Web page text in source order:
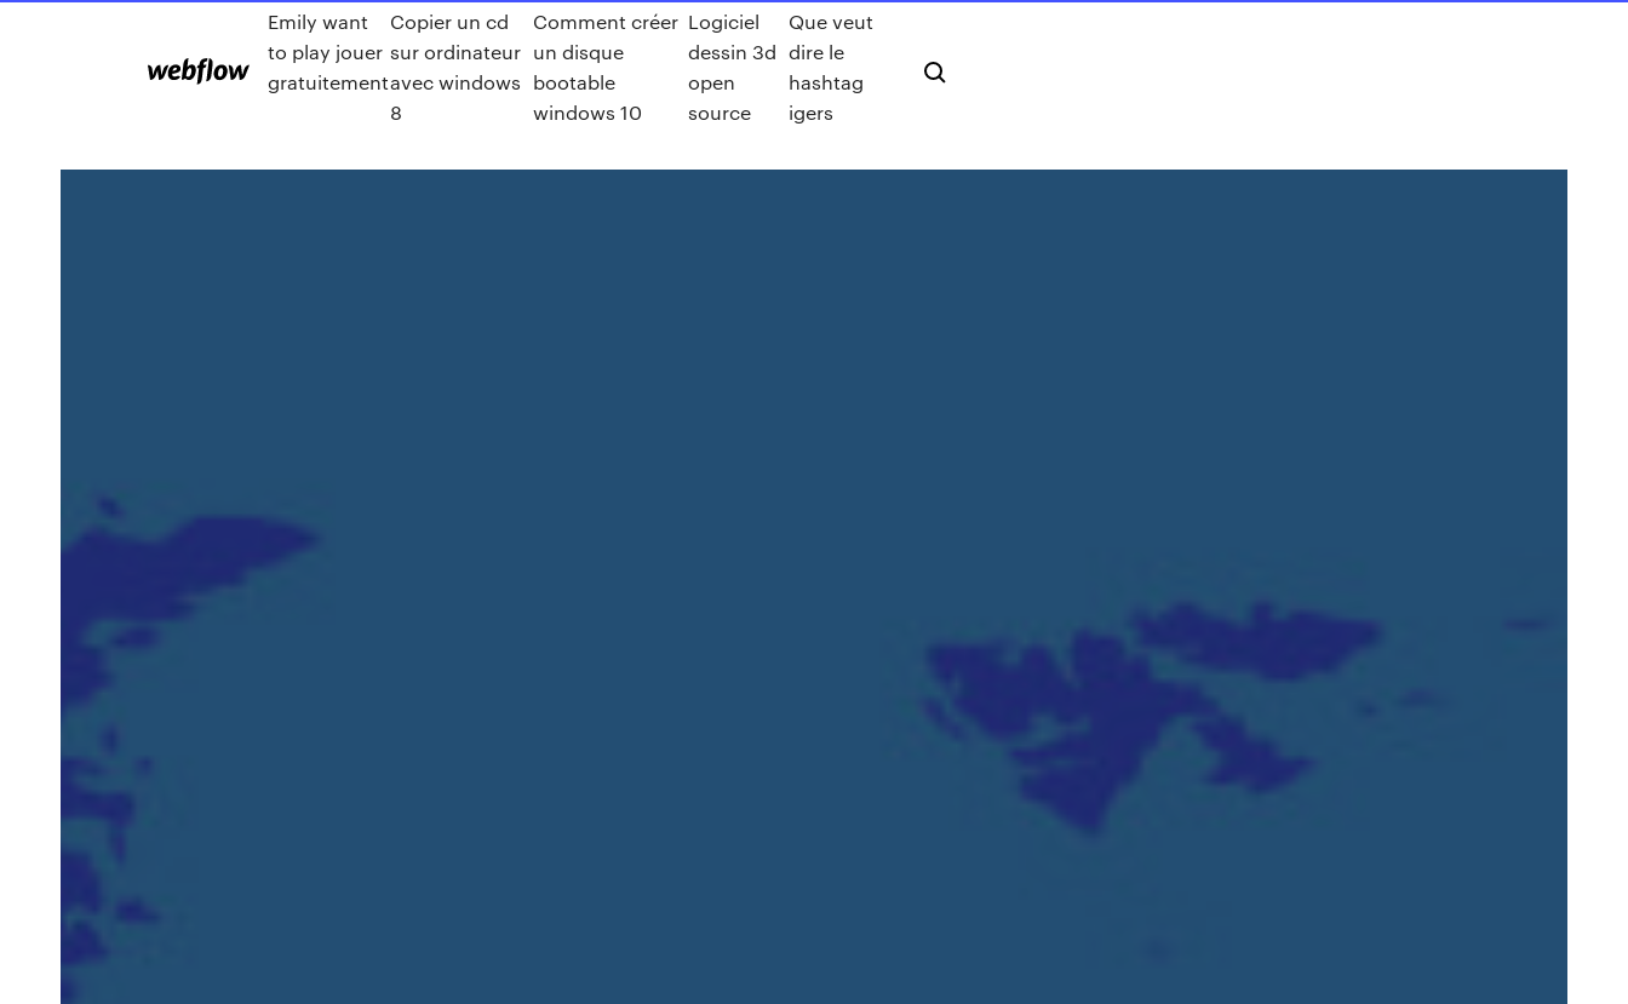
Emily want
to play jouer
gratuitement
Copier un cd
sur ordinateur
avec windows
8
Comment créer
un disque
bootable
windows 10
Logiciel
dessin 3d
open
source
Que veut
dire le
hashtag
igers